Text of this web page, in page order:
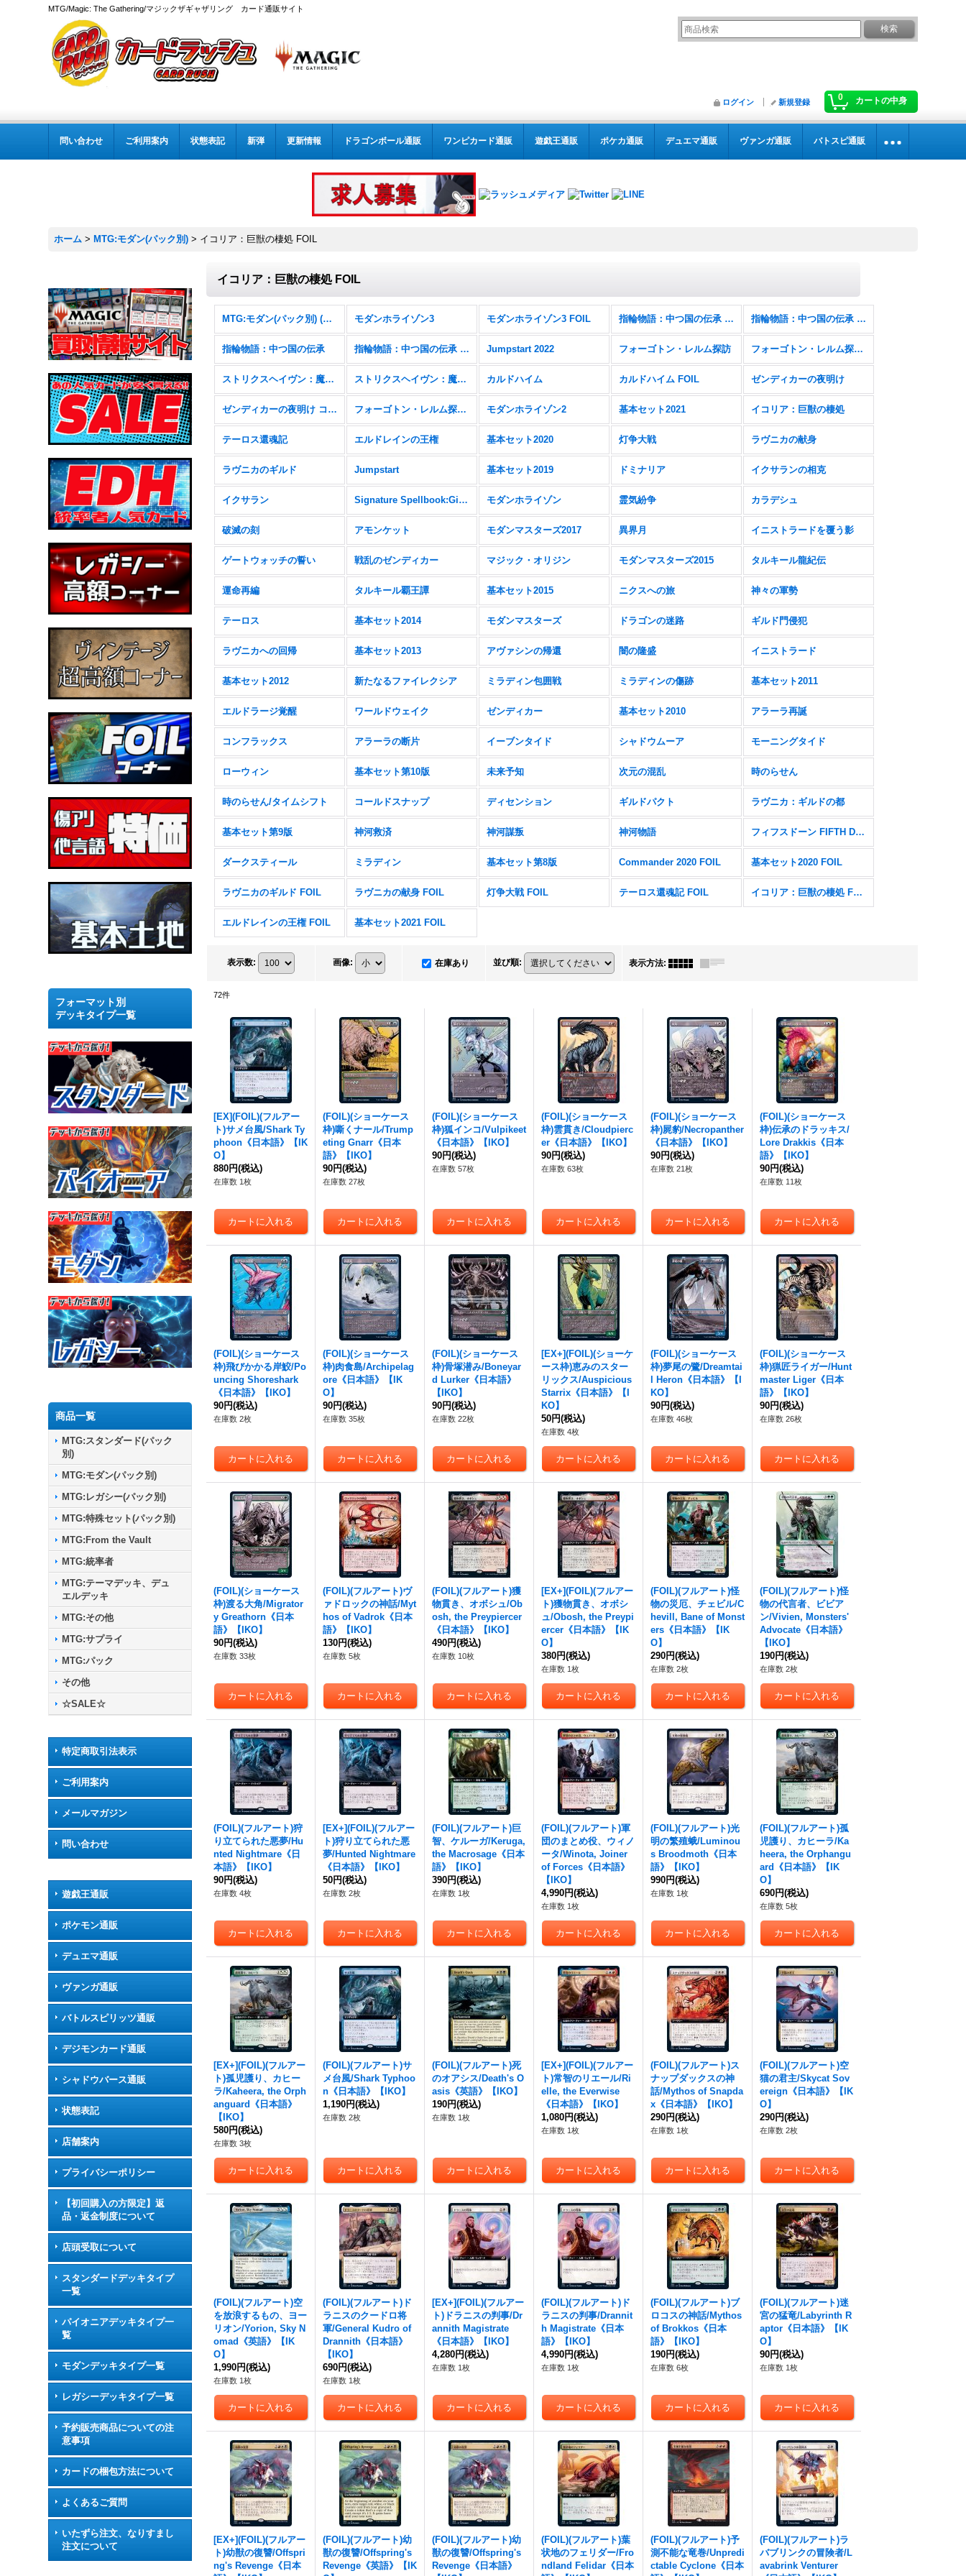
MTG/Magic: The Gathering/マジックザギャザリング カード通販サイト
0 カートの中身
ログイン 新規登録
問い合わせ ご利用案内 状態表記 新弾 更新情報 ドラゴンボール通販 ワンピカード通販 遊戯王通販 ポケカ通販 デュエマ通販 ヴァンガ通販 バトスピ通販
ホーム > MTG:モダン(パック別) > イコリア：巨獣の棲処 FOIL
フォーマット別
デッキタイプ一覧
商品一覧
MTG:スタンダード(パック
別)
MTG:モダン(パック別)
MTG:レガシー(パック別)
MTG:特殊セット(パック別)
MTG:From the Vault
MTG:統率者
MTG:テーマデッキ、デュ
エルデッキ
MTG:その他
MTG:サプライ
MTG:パック
その他
☆SALE☆
特定商取引法表示
ご利用案内
メールマガジン
問い合わせ
遊戯王通販
ポケモン通販
デュエマ通販
ヴァンガ通販
バトルスピリッツ通販
デジモンカード通販
シャドウバース通販
状態表記
店舗案内
プライバシーポリシー
【初回購入の方限定】返
品・返金制度について
店頭受取について
スタンダードデッキタイプ
一覧
パイオニアデッキタイプ一
覧
モダンデッキタイプ一覧
レガシーデッキタイプ一覧
予約販売商品についての注
意事項
カードの梱包方法について
よくあるご質問
いたずら注文、なりすまし
注文について
イコリア：巨獣の棲処 FOIL
MTG:モダン(パック別) (全商品) モダンホライゾン3 モダンホライゾン3 FOIL 指輪物語：中つ国の伝承 ホリデーリリース 指輪物語：中つ国の伝承 ホリデーリリース FOIL
指輪物語：中つ国の伝承 指輪物語：中つ国の伝承 FOIL Jumpstart 2022 フォーゴトン・レルム探訪 フォーゴトン・レルム探訪 FOIL
ストリクスヘイヴン：魔法学院 ストリクスヘイヴン：魔法学院 FOIL カルドハイム カルドハイム FOIL ゼンディカーの夜明け
ゼンディカーの夜明け コレクターブースター＆FOIL フォーゴトン・レルム探訪 統率者デッキ モダンホライゾン2 基本セット2021 イコリア：巨獣の棲処
テーロス還魂記 エルドレインの王権 基本セット2020 灯争大戦 ラヴニカの献身
ラヴニカのギルド Jumpstart 基本セット2019 ドミナリア イクサランの相克
イクサラン Signature Spellbook:Gideon モダンホライゾン 霊気紛争 カラデシュ
破滅の刻 アモンケット モダンマスターズ2017 異界月 イニストラードを覆う影
ゲートウォッチの誓い 戦乱のゼンディカー マジック・オリジン モダンマスターズ2015 タルキール龍紀伝
運命再編 タルキール覇王譚 基本セット2015 ニクスへの旅 神々の軍勢
テーロス 基本セット2014 モダンマスターズ ドラゴンの迷路 ギルド門侵犯
ラヴニカへの回帰 基本セット2013 アヴァシンの帰還 闇の隆盛 イニストラード
基本セット2012 新たなるファイレクシア ミラディン包囲戦 ミラディンの傷跡 基本セット2011
エルドラージ覚醒 ワールドウェイク ゼンディカー 基本セット2010 アラーラ再誕
コンフラックス アラーラの断片 イーブンタイド シャドウムーア モーニングタイド
ローウィン 基本セット第10版 未来予知 次元の混乱 時のらせん
時のらせん/タイムシフト コールドスナップ ディセンション ギルドパクト ラヴニカ：ギルドの都
基本セット第9版 神河救済 神河謀叛 神河物語 フィフスドーン FIFTH DAWN
ダークスティール ミラディン 基本セット第8版 Commander 2020 FOIL 基本セット2020 FOIL
ラヴニカのギルド FOIL ラヴニカの献身 FOIL 灯争大戦 FOIL テーロス還魂記 FOIL イコリア：巨獣の棲処 FOIL
エルドレインの王権 FOIL 基本セット2021 FOIL
表示数: 画像: 在庫あり 並び順: 表示方法:
72件
[EX](FOIL)(フルアー
ト)サメ台風/Shark Ty
phoon《日本語》【IK
O】
880円(税込)
在庫数 1枚
(FOIL)(ショーケース
枠)嘶くナール/Trump
eting Gnarr《日本
語》【IKO】
90円(税込)
在庫数 27枚
(FOIL)(ショーケース
枠)狐インコ/Vulpikeet
《日本語》【IKO】
90円(税込)
在庫数 57枚
(FOIL)(ショーケース
枠)雲貫き/Cloudpierc
er《日本語》【IKO】
90円(税込)
在庫数 63枚
(FOIL)(ショーケース
枠)屍豹/Necropanther
《日本語》【IKO】
90円(税込)
在庫数 21枚
(FOIL)(ショーケース
枠)伝承のドラッキス/
Lore Drakkis《日本
語》【IKO】
90円(税込)
在庫数 11枚
(FOIL)(ショーケース
枠)飛びかかる岸鮫/Po
uncing Shoreshark
《日本語》【IKO】
90円(税込)
在庫数 2枚
(FOIL)(ショーケース
枠)肉食島/Archipelag
ore《日本語》【IK
O】
90円(税込)
在庫数 35枚
(FOIL)(ショーケース
枠)骨塚潜み/Boneyar
d Lurker《日本語》
【IKO】
90円(税込)
在庫数 22枚
[EX+](FOIL)(ショーケ
ース枠)恵みのスター
リックス/Auspicious
Starrix《日本語》【I
KO】
50円(税込)
在庫数 4枚
(FOIL)(ショーケース
枠)夢尾の鷺/Dreamtai
l Heron《日本語》【I
KO】
90円(税込)
在庫数 46枚
(FOIL)(ショーケース
枠)猟匠ライガー/Hunt
master Liger《日本
語》【IKO】
90円(税込)
在庫数 26枚
(FOIL)(ショーケース
枠)渡る大角/Migrator
y Greathorn《日本
語》【IKO】
90円(税込)
在庫数 33枚
(FOIL)(フルアート)ヴ
ァドロックの神話/Myt
hos of Vadrok《日本
語》【IKO】
130円(税込)
在庫数 5枚
(FOIL)(フルアート)獲
物貫き、オボシュ/Ob
osh, the Preypiercer
《日本語》【IKO】
490円(税込)
在庫数 10枚
[EX+](FOIL)(フルアー
ト)獲物貫き、オボシ
ュ/Obosh, the Preypi
ercer《日本語》【IK
O】
380円(税込)
在庫数 1枚
(FOIL)(フルアート)怪
物の災厄、チェビル/C
hevill, Bane of Monst
ers《日本語》【IK
O】
290円(税込)
在庫数 2枚
(FOIL)(フルアート)怪
物の代言者、ビビア
ン/Vivien, Monsters'
Advocate《日本語》
【IKO】
190円(税込)
在庫数 2枚
(FOIL)(フルアート)狩
り立てられた悪夢/Hu
nted Nightmare《日
本語》【IKO】
90円(税込)
在庫数 4枚
[EX+](FOIL)(フルアー
ト)狩り立てられた悪
夢/Hunted Nightmare
《日本語》【IKO】
50円(税込)
在庫数 2枚
(FOIL)(フルアート)巨
智、ケルーガ/Keruga,
the Macrosage《日本
語》【IKO】
390円(税込)
在庫数 1枚
(FOIL)(フルアート)軍
団のまとめ役、ウィノ
ータ/Winota, Joiner
of Forces《日本語》
【IKO】
4,990円(税込)
在庫数 1枚
(FOIL)(フルアート)光
明の繁殖蛾/Luminou
s Broodmoth《日本
語》【IKO】
990円(税込)
在庫数 1枚
(FOIL)(フルアート)孤
児護り、カヒーラ/Ka
heera, the Orphangu
ard《日本語》【IK
O】
690円(税込)
在庫数 5枚
[EX+](FOIL)(フルアー
ト)孤児護り、カヒー
ラ/Kaheera, the Orph
anguard《日本語》
【IKO】
580円(税込)
在庫数 3枚
(FOIL)(フルアート)サ
メ台風/Shark Typhoo
n《日本語》【IKO】
1,190円(税込)
在庫数 2枚
(FOIL)(フルアート)死
のオアシス/Death's O
asis《英語》【IKO】
190円(税込)
在庫数 1枚
[EX+](FOIL)(フルアー
ト)常智のリエール/Ri
elle, the Everwise
《日本語》【IKO】
1,080円(税込)
在庫数 1枚
(FOIL)(フルアート)ス
ナップダックスの神
話/Mythos of Snapda
x《日本語》【IKO】
290円(税込)
在庫数 1枚
(FOIL)(フルアート)空
猫の君主/Skycat Sov
ereign《日本語》【IK
O】
290円(税込)
在庫数 2枚
(FOIL)(フルアート)空
を放浪するもの、ヨー
リオン/Yorion, Sky N
omad《英語》【IK
O】
1,990円(税込)
在庫数 1枚
(FOIL)(フルアート)ド
ラニスのクードロ将
軍/General Kudro of
Drannith《日本語》
【IKO】
690円(税込)
在庫数 1枚
[EX+](FOIL)(フルアー
ト)ドラニスの判事/Dr
annith Magistrate
《日本語》【IKO】
4,280円(税込)
在庫数 1枚
(FOIL)(フルアート)ド
ラニスの判事/Drannit
h Magistrate《日本
語》【IKO】
4,990円(税込)
在庫数 1枚
(FOIL)(フルアート)ブ
ロコスの神話/Mythos
of Brokkos《日本
語》【IKO】
190円(税込)
在庫数 6枚
(FOIL)(フルアート)迷
宮の猛竜/Labyrinth R
aptor《日本語》【IK
O】
90円(税込)
在庫数 1枚
[EX+](FOIL)(フルアー
ト)幼獣の復讐/Offspri
ng's Revenge《日本
(FOIL)(フルアート)幼
獣の復讐/Offspring's
Revenge《英語》【IK
(FOIL)(フルアート)幼
獣の復讐/Offspring's
Revenge《日本語》
(FOIL)(フルアート)葉
状地のフェリダー/Fro
ndland Felidar《日本
(FOIL)(フルアート)予
測不能な竜巻/Unpredi
ctable Cyclone《日本
(FOIL)(フルアート)ラ
バブリンクの冒険者/L
avabrink Venturer